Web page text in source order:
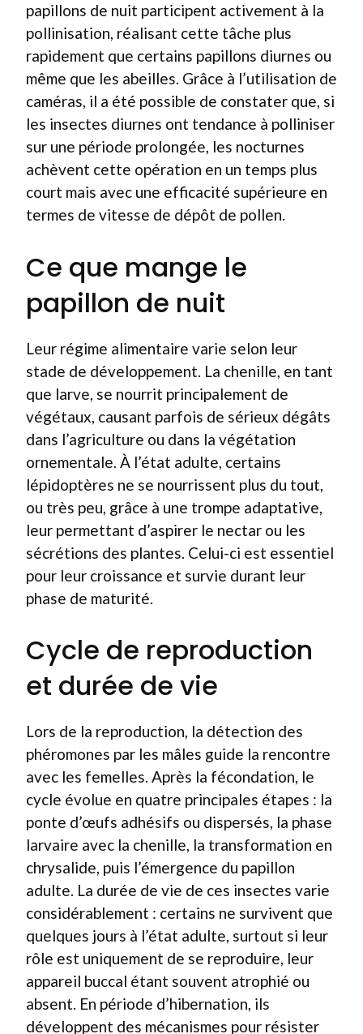
papillons de nuit participent activement à la
pollinisation, réalisant cette tâche plus
rapidement que certains papillons diurnes ou
même que les abeilles. Grâce à l’utilisation de
caméras, il a été possible de constater que, si
les insectes diurnes ont tendance à polliniser
sur une période prolongée, les nocturnes
achèvent cette opération en un temps plus
court mais avec une efficacité supérieure en
termes de vitesse de dépôt de pollen.
Ce que mange le
papillon de nuit
Leur régime alimentaire varie selon leur
stade de développement. La chenille, en tant
que larve, se nourrit principalement de
végétaux, causant parfois de sérieux dégâts
dans l’agriculture ou dans la végétation
ornementale. À l’état adulte, certains
lépidoptères ne se nourrissent plus du tout,
ou très peu, grâce à une trompe adaptative,
leur permettant d’aspirer le nectar ou les
sécrétions des plantes. Celui-ci est essentiel
pour leur croissance et survie durant leur
phase de maturité.
Cycle de reproduction
et durée de vie
Lors de la reproduction, la détection des
phéromones par les mâles guide la rencontre
avec les femelles. Après la fécondation, le
cycle évolue en quatre principales étapes : la
ponte d’œufs adhésifs ou dispersés, la phase
larvaire avec la chenille, la transformation en
chrysalide, puis l’émergence du papillon
adulte. La durée de vie de ces insectes varie
considérablement : certains ne survivent que
quelques jours à l’état adulte, surtout si leur
rôle est uniquement de se reproduire, leur
appareil buccal étant souvent atrophié ou
absent. En période d’hibernation, ils
développent des mécanismes pour résister